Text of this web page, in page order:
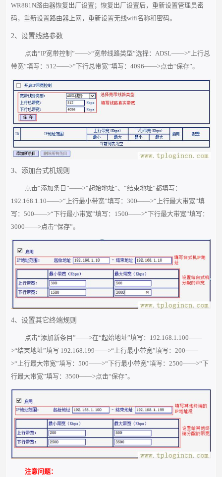
WR881N路由器恢复出厂设置；恢复出厂设置后，重新设置管理员密
码，重新设置路由器上网，重新设置无线wifi名称和密码。
2、设置线路参数
点击“IP宽带控制”——>“宽带线路类型”选择：ADSL——>“上行总
带宽”填写：512——>“下行总带宽”填写：4096——>点击“保存”。
3、添加台式机规则
点击“添加条目”——>“起始地址”、“结束地址”都填写：
192.168.1.10——>“上行最小带宽”填写：300——>“上行最大带宽”填
写：500——>“下行最小带宽”填写：1500——>“下行最大带宽”填写：
3000——>点击“保存”。
4、设置其它终端规则
点击“添加新条目”——>在“起始地址”填写：192.168.1.100——
>“结束地址”填写 192.168.199——>“上行最小带宽”填写：200——
>“上行最大带宽”填写：500——>“下行最小带宽”填写：2500——>“下
行最大带宽”填写：3500——>点击“保存”。
注意问题：